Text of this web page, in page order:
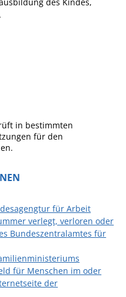
in bestimmten
für den
für Arbeit
verlegt, verloren oder
Bundeszentralamtes für
für Menschen im oder
der